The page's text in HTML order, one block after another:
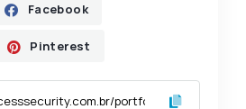
Facebook
Pinterest